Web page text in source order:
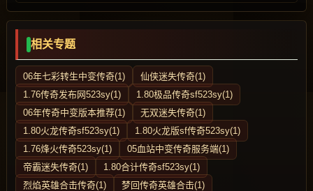
相关专题
06年七彩转生中变传奇(1)
仙侠迷失传奇(1)
1.76传奇发布网523sy(1)
1.80极品传奇sf523sy(1)
06年传奇中变版本推荐(1)
无双迷失传奇(1)
1.80火龙传奇sf523sy(1)
1.80火龙版sf传奇523sy(1)
1.76烽火传奇523sy(1)
05血站中变传奇服务端(1)
帝霸迷失传奇(1)
1.80合计传奇sf523sy(1)
烈焰英雄合击传奇(1)
梦回传奇英雄合击(1)